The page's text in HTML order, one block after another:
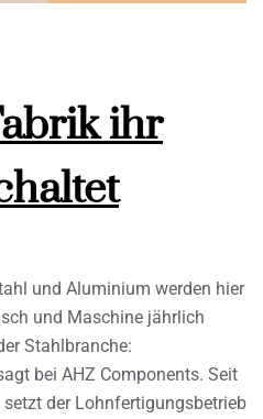
ihr
und Aluminium werden hier
und Maschine jährlich
Stahlbranche:
bei AHZ Components. Seit
der Lohnfertigungsbetrieb